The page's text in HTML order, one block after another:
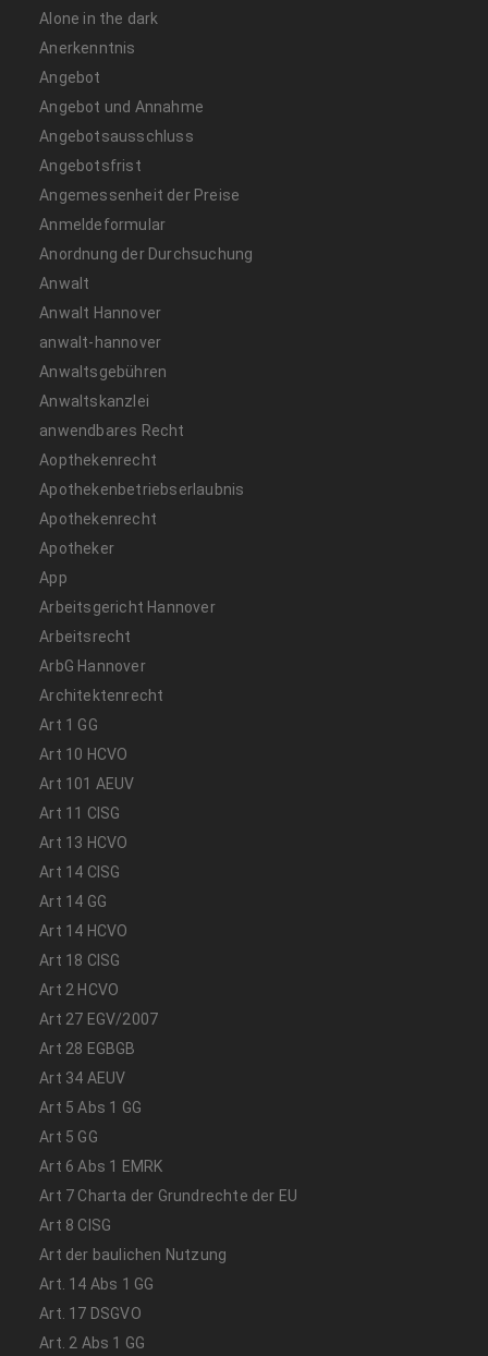
Alone in the dark
Anerkenntnis
Angebot
Angebot und Annahme
Angebotsausschluss
Angebotsfrist
Angemessenheit der Preise
Anmeldeformular
Anordnung der Durchsuchung
Anwalt
Anwalt Hannover
anwalt-hannover
Anwaltsgebühren
Anwaltskanzlei
anwendbares Recht
Aopthekenrecht
Apothekenbetriebserlaubnis
Apothekenrecht
Apotheker
App
Arbeitsgericht Hannover
Arbeitsrecht
ArbG Hannover
Architektenrecht
Art 1 GG
Art 10 HCVO
Art 101 AEUV
Art 11 CISG
Art 13 HCVO
Art 14 CISG
Art 14 GG
Art 14 HCVO
Art 18 CISG
Art 2 HCVO
Art 27 EGV/2007
Art 28 EGBGB
Art 34 AEUV
Art 5 Abs 1 GG
Art 5 GG
Art 6 Abs 1 EMRK
Art 7 Charta der Grundrechte der EU
Art 8 CISG
Art der baulichen Nutzung
Art. 14 Abs 1 GG
Art. 17 DSGVO
Art. 2 Abs 1 GG